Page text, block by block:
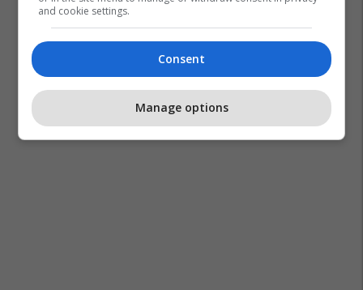
and cookie settings.
Consent
Manage options